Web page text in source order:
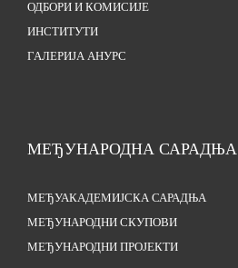
ОДБОРИ И КОМИСИЈЕ
ИНСТИТУТИ
ГАЛЕРИЈА АНУРС
МЕЂУНАРОДНА САРАДЊА
МЕЂУАКАДЕМИЈСКА САРАДЊА
МЕЂУНАРОДНИ СКУПОВИ
МЕЂУНАРОДНИ ПРОЈЕКТИ